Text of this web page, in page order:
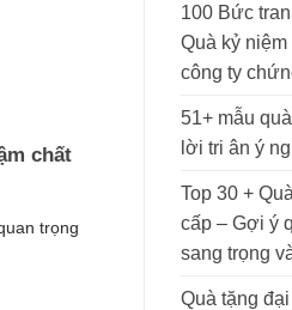
chất
trọng
100 Bức
Quà kỷ
công ty
51+ mẫu
lời tri ân ý
Top 30 +
cấp – Gợi ý
sang trọng
Quà tặng